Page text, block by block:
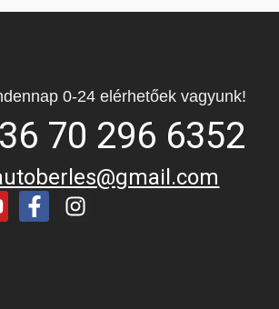
0-24 elérhetőek vagyunk!
70 296 6352